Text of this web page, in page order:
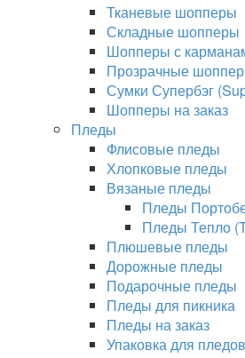
Тканевые шопперы
Складные шопперы
Шопперы с
Прозрачные
Сумки Супербэг
Шопперы на заказ
Пледы
Флисовые пледы
Хлопковые пледы
Вязаные пледы
Пледы
Пледы Тепло
Плюшевые пледы
Дорожные пледы
Подарочные пледы
Пледы для пикника
Пледы на заказ
Упаковка для пледов